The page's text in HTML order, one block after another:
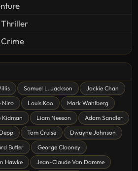
Samuel L. Jackson
Jackie Chan
Niro Louis Koo
Mark Wahlberg
Kidman Liam Neeson
Adam Sandler
Tom Cruise
Dwayne Johnson
Butler
George Clooney
Hawke
Jean-Claude Van Damme